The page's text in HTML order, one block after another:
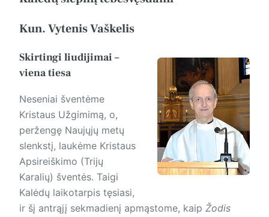
Kun. Vytenis Vaškelis
Skirtingi liudijimai –
viena tiesa
Neseniai šventėme
Kristaus Užgimimą, o,
peržengę Naujųjų metų
slenkstį, laukėme Kris­taus
Apsireiškimo (Trijų
Karalių) šventės. Taigi
Kalėdų laikotarpis tęsiasi,
ir šį antrąjį sekmadienį apmąstome, kaip Žodis